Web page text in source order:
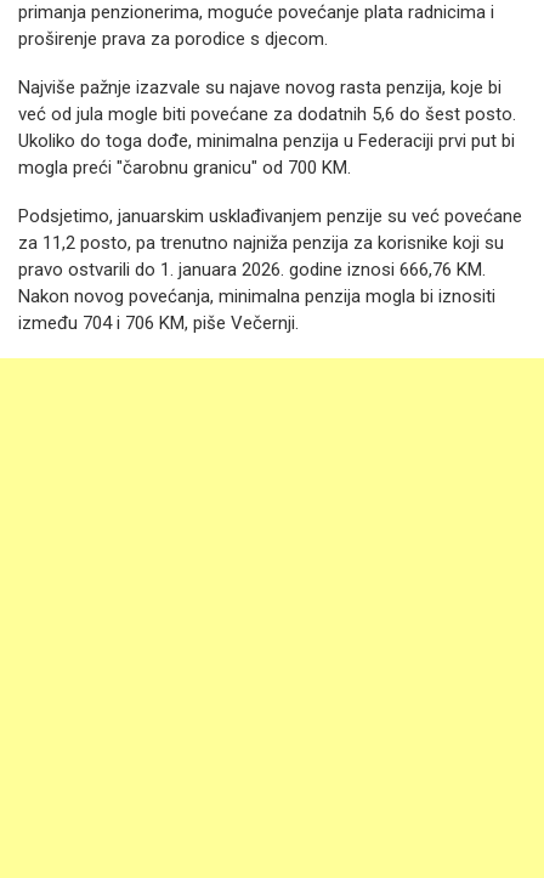
primanja penzionerima, moguće povećanje plata radnicima i
proširenje prava za porodice s djecom.
Najviše pažnje izazvale su najave novog rasta penzija, koje bi
već od jula mogle biti povećane za dodatnih 5,6 do šest posto.
Ukoliko do toga dođe, minimalna penzija u Federaciji prvi put bi
mogla preći "čarobnu granicu" od 700 KM.
Podsjetimo, januarskim usklađivanjem penzije su već povećane
za 11,2 posto, pa trenutno najniža penzija za korisnike koji su
pravo ostvarili do 1. januara 2026. godine iznosi 666,76 KM.
Nakon novog povećanja, minimalna penzija mogla bi iznositi
između 704 i 706 KM, piše Večernji.